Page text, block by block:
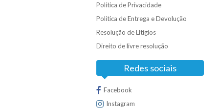
Política de Privacidade
Política de Entrega e Devolução
Resolução de Lltígios
Direito de livre resolução
Redes sociais
Facebook
Instagram